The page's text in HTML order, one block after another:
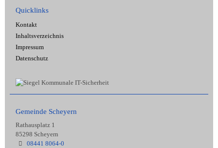
Quicklinks
Kontakt
Inhaltsverzeichnis
Impressum
Datenschutz
Gemeinde Scheyern
Rathausplatz 1
85298 Scheyern
08441 8064-0